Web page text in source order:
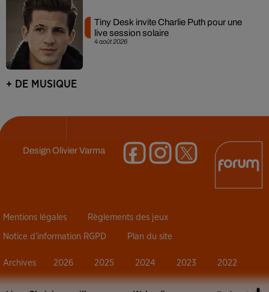
4 août 2026
Tiny Desk invite Charlie Puth pour une
live session solaire
+ DE MUSIQUE
DesignOlivier Varma
Mentions légales Règlements des jeux
Notice d’information RGPD Plan du site
Archives 2026 2025 2024 2023 2022